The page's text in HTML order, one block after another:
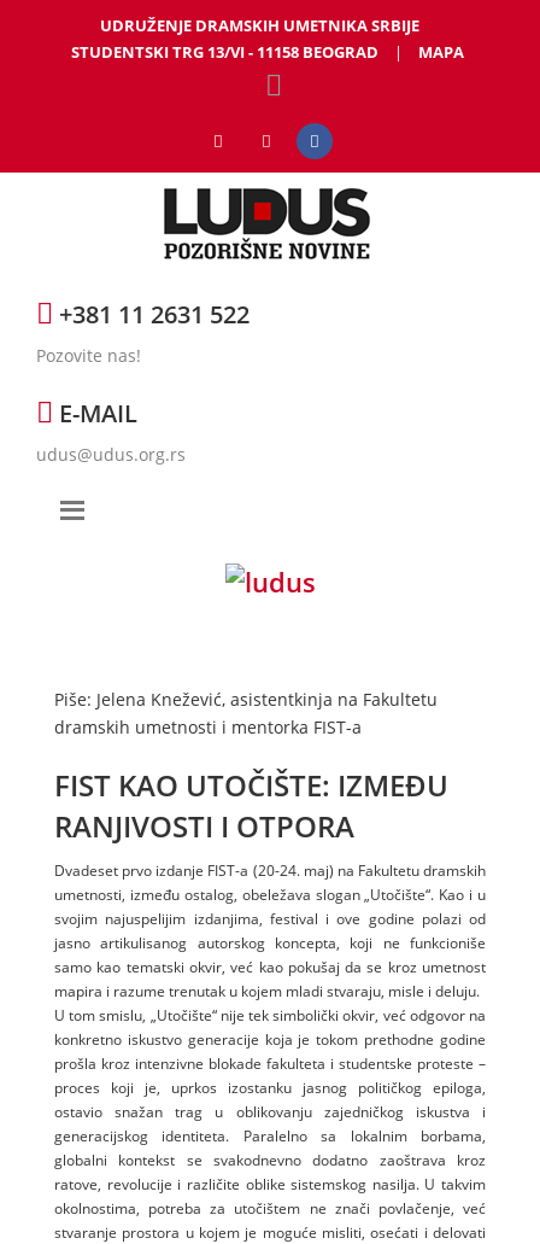
UDRUŽENJE DRAMSKIH UMETNIKA SRBIJE
STUDENTSKI TRG 13/VI - 11158 BEOGRAD
| MAPA
+381 11 2631 522
Pozovite nas!
E-MAIL
udus@udus.org.rs
Piše: Jelena Knežević, asistentkinja na Fakultetu
dramskih umetnosti i mentorka FIST-a
FIST KAO UTOČIŠTE: IZMEĐU
RANJIVOSTI I OTPORA
Dvadeset prvo izdanje FIST-a (20-24. maj) na Fakultetu dramskih
umetnosti, između ostalog, obeležava slogan „Utočište“. Kao i u
svojim najuspelijim izdanjima, festival i ove godine polazi od
jasno artikulisanog autorskog koncepta, koji ne funkcioniše
samo kao tematski okvir, već kao pokušaj da se kroz umetnost
mapira i razume trenutak u kojem mladi stvaraju, misle i deluju.
U tom smislu, „Utočište“ nije tek simbolički okvir, već odgovor na
konkretno iskustvo generacije koja je tokom prethodne godine
prošla kroz intenzivne blokade fakulteta i studentske proteste –
proces koji je, uprkos izostanku jasnog političkog epiloga,
ostavio snažan trag u oblikovanju zajedničkog iskustva i
generacijskog identiteta. Paralelno sa lokalnim borbama,
globalni kontekst se svakodnevno dodatno zaoštrava kroz
ratove, revolucije i različite oblike sistemskog nasilja. U takvim
okolnostima, potreba za utočištem ne znači povlačenje, već
stvaranje prostora u kojem je moguće misliti, osećati i delovati